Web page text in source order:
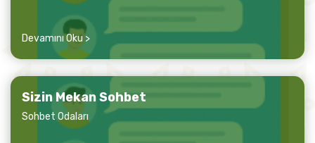
Devamını Oku >
Sizin Mekan Sohbet
Sohbet Odaları